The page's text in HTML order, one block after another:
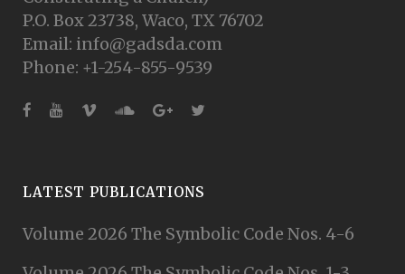
P.O. Box 23738, Waco, TX 76702
Email: info@gadsda.com
Phone: +1-254-855-9539
LATEST PUBLICATIONS
Volume 2026 The Symbolic Code Nos. 4-6